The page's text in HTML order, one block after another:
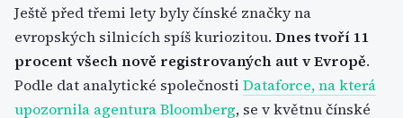
Ještě před třemi lety byly čínské značky na
evropských silnicích spíš kuriozitou. Dnes tvoří 11
procent všech nově registrovaných aut v Evropě.
Podle dat analytické společnosti Dataforce, na která
upozornila agentura Bloomberg, se v květnu čínské